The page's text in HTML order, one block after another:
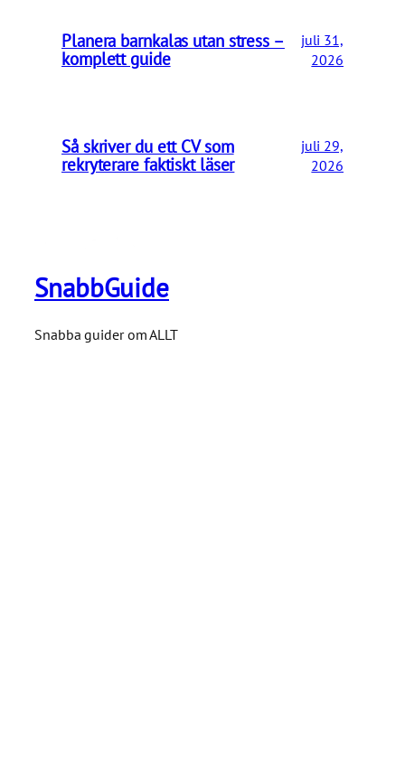
Planera barnkalas utan stress –
komplett guide
juli 31,
2026
Så skriver du ett CV som
rekryterare faktiskt läser
juli 29,
2026
SnabbGuide
Snabba guider om ALLT